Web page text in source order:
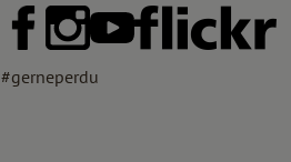
Externer Link zu https://
Externer Link zu https://
Externer Link zu
#gerneperdu